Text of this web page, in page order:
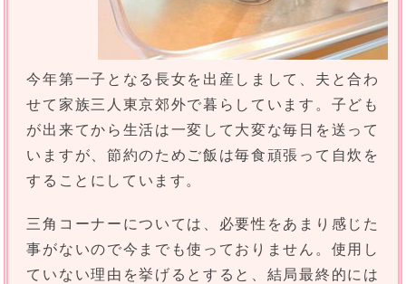
今年第一子となる長女を出産しまして、夫と合わ
せて家族三人東京郊外で暮らしています。子ども
が出来てから生活は一変して大変な毎日を送って
いますが、節約のためご飯は毎食頑張って自炊を
することにしています。
三角コーナーについては、必要性をあまり感じた
事がないので今までも使っておりません。使用し
ていない理由を挙げるとすると、結局最終的には